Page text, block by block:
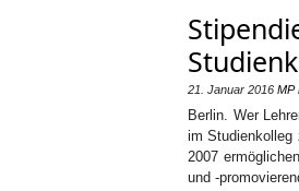
21. Januar 2016 MP
Berlin. Wer
im Studienkolleg
2007
und -